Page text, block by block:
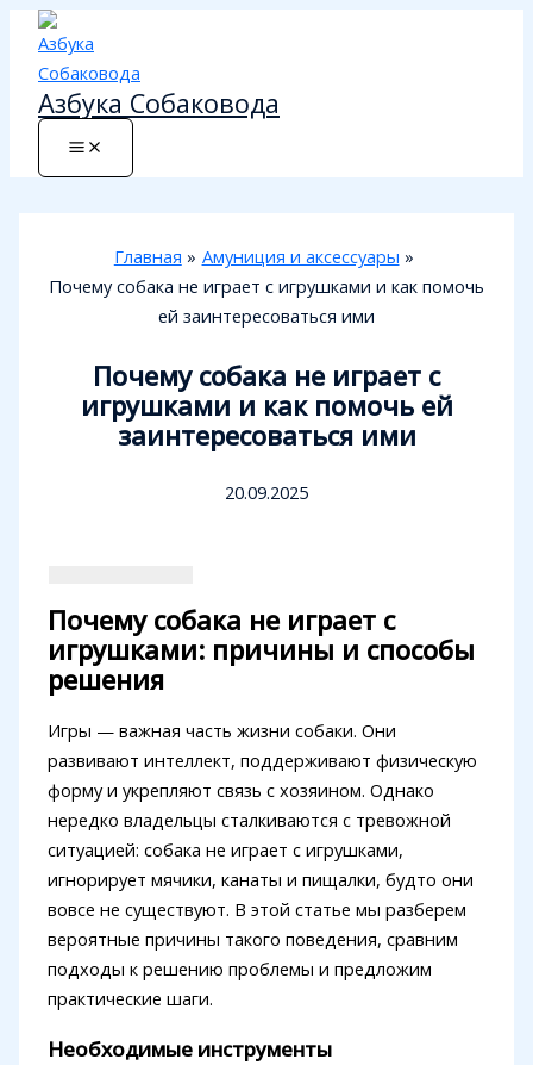
Перейти
содержимому
Азбука Собаковода
Главная
Амуниция и аксессуары
Почему собака не играет с игрушками и как помочь
ей заинтересоваться ими
Почему собака не играет с
игрушками и как помочь ей
заинтересоваться ими
20.09.2025
Почему собака не играет с
игрушками: причины и способы
решения
Игры — важная часть жизни собаки. Они
развивают интеллект, поддерживают физическую
форму и укрепляют связь с хозяином. Однако
нередко владельцы сталкиваются с тревожной
ситуацией: собака не играет с игрушками,
игнорирует мячики, канаты и пищалки, будто они
вовсе не существуют. В этой статье мы разберем
вероятные причины такого поведения, сравним
подходы к решению проблемы и предложим
практические шаги.
Необходимые инструменты